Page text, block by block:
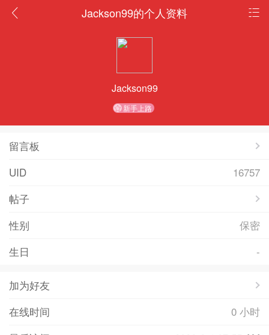
Jackson99的个人资料
Jackson99
新手上路
留言板
UID
16757
帖子
性别
保密
生日
-
加为好友
在线时间
0 小时